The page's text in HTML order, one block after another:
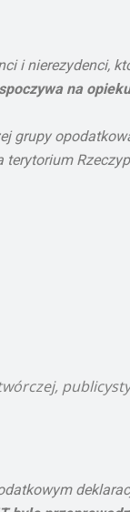
i nierezydenci,
na
grupy
terytorium